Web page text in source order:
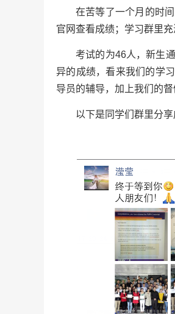
在苦等了一个月的时
官网查看成绩；学习群里充
考试的为46人，新生
异的成绩，看来我们的学
导员的辅导，加上我们的
以下是同学们群里分享